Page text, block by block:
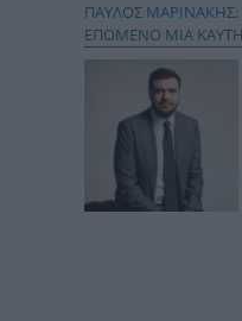
ΠΑΥΛΟΣ
ΕΠΟΜΕΝΟ ΜΙΑ